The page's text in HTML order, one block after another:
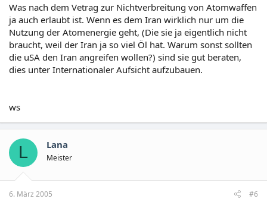
Was nach dem Vetrag zur Nichtverbreitung von Atomwaffen
ja auch erlaubt ist. Wenn es dem Iran wirklich nur um die
Nutzung der Atomenergie geht, (Die sie ja eigentlich nicht
braucht, weil der Iran ja so viel Öl hat. Warum sonst sollten
die uSA den Iran angreifen wollen?) sind sie gut beraten,
dies unter Internationaler Aufsicht aufzubauen.
ws
L Lana
Meister
6. März 2005 #6